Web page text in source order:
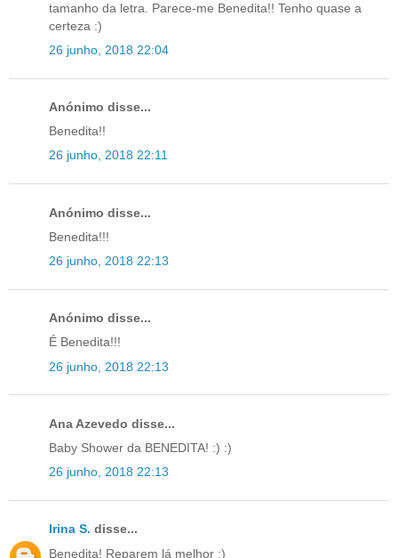
tamanho da letra. Parece-me Benedita!! Tenho quase a
certeza :)
26 junho, 2018 22:04
Anónimo disse...
Benedita!!
26 junho, 2018 22:11
Anónimo disse...
Benedita!!!
26 junho, 2018 22:13
Anónimo disse...
É Benedita!!!
26 junho, 2018 22:13
Ana Azevedo disse...
Baby Shower da BENEDITA! :) :)
26 junho, 2018 22:13
Irina S. disse...
Benedita! Reparem lá melhor :)